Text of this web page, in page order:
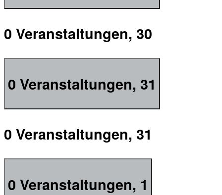
0 Veranstaltungen, 30
0 Veranstaltungen, 31
0 Veranstaltungen, 31
0 Veranstaltungen, 1